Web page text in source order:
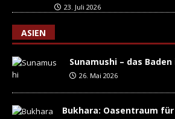
23. Juli 2026
ASIEN
Sunamushi – das
26. Mai 2026
Bukhara: Oasentraum